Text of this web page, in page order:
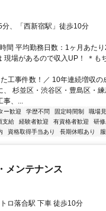
、「西新宿駅」徒歩10分
間 平均勤務日数：1ヶ月あたり
場があるので収入UP！ ＊も
工事件数！／ 10年連続増収の
杉並区・渋谷区・豊島区・練
事、...
ー歓迎 学歴不問 固定時間制
職場
支給 経験者歓迎 有資格者歓迎
研修
資格取得手当あり 長期休暇あり
メンテナンス
ロ落合駅 下車 徒歩10分